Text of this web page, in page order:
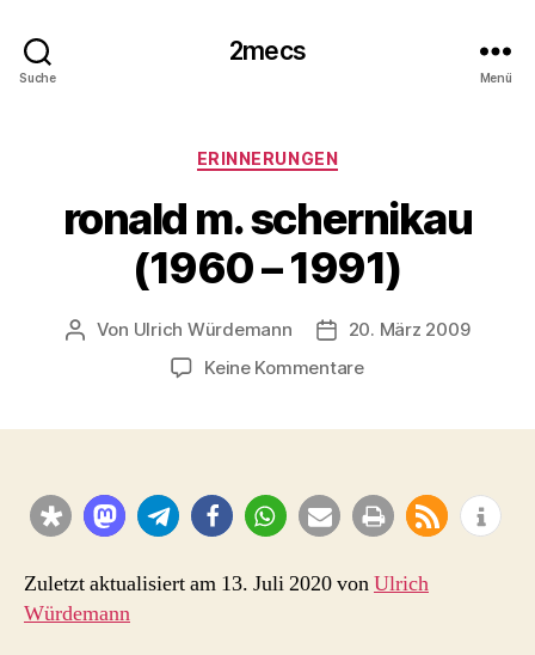
Suche
2mecs
Menü
Kategorien
ERINNERUNGEN
ronald m. schernikau
(1960 – 1991)
Beitragsautor
Von Ulrich Würdemann Beitragsdatum
20. März 2009
Keine Kommentarezu
–
1991)
Zuletzt aktualisiert am 13. Juli 2020 vonUlrich
Würdemann